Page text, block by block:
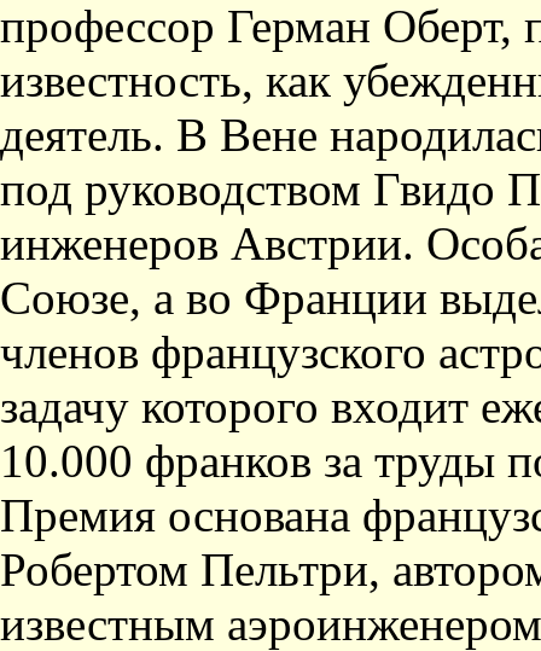
профессор Герман
известность, как
деятель. В Вене
под руководством Гвидо
инженеров Австрии.
Союзе, а во Франции
членов французского
задачу которого входит
10.000 франков за труды
Премия основана
Робертом Пельтри,
известным